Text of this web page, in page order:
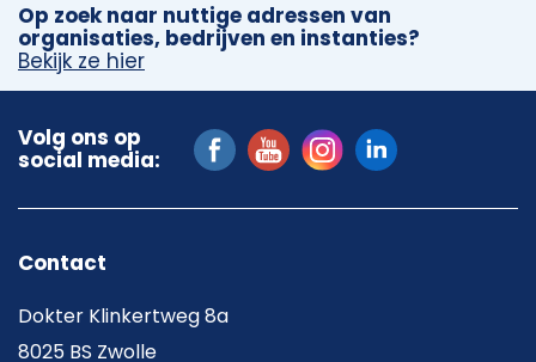
Op zoek naar nuttige adressen van
organisaties, bedrijven en instanties?
Bekijk ze hier
Volg ons op
social media:
Contact
Dokter Klinkertweg 8a
8025 BS Zwolle